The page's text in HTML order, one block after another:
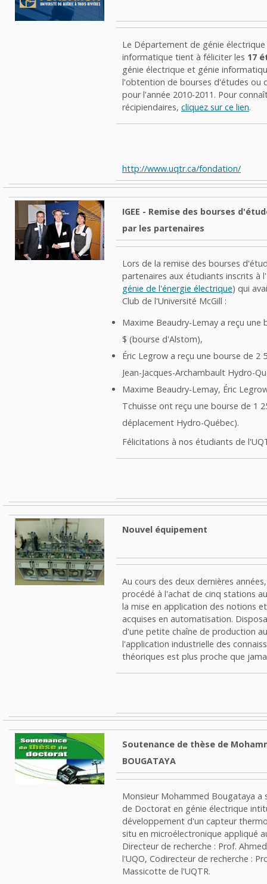
Le Département de génie
informatique tient à féliciter les 17
génie électrique et génie
l'obtention de bourses d'études ou
pour l'année 2010-2011. Pour
récipiendaires, cliquez sur ce lien.
http://www.uqtr.ca/fondation/
IGEE - Remise des bourses
par les partenaires
Lors de la remise des bourses
partenaires aux étudiants inscrits à
génie de l'énergie électrique) qui
Club de l'Université McGill :
Maxime Beaudry-Lemay a reçu une
$ (bourse d'Alstom),
Éric Legrow a reçu une bourse de 2
Jean-Jacques-Archambault Hydro-
Maxime Beaudry-Lemay, Éric
Tchuisse ont reçu une bourse de 1
déplacement Hydro-Québec).
Félicitations à nos étudiants de
Nouvel équipement
Au cours des deux dernières
procédé à l'achat de cinq stations
la mise en application des notions
acquises en automatisation.
d'une petite chaîne de production
l'application industrielle des
théoriques est plus proche que
Soutenance de thèse de
BOUGATAYA
Monsieur Mohammed Bougataya a
de Doctorat en génie électrique
développement d'un capteur
situ en microélectronique appliqué
Directeur de recherche : Prof.
l'UQO, Codirecteur de recherche :
Massicotte de l'UQTR.